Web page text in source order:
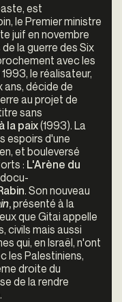
est
le Premier ministre
juif en novembre
la guerre des Six
avec les
le réalisateur,
ans, décide de
au projet de
sans
la paix(1993). La
espoirs d'une
et bouleversé
: L'Arène du
. Son nouveau
,présenté à la
que Gitai appelle
civils mais aussi
qui, en Israël, n'ont
les Palestiniens,
droite du
de la rendre